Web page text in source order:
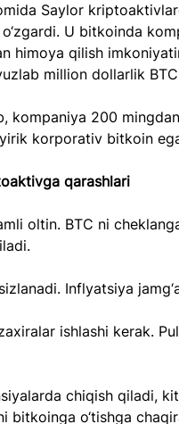
Saylor
U bitkoinda
himoya qilish
million dollarlik
kompaniya 200
korporativ bitkoin
qarashlari
oltin. BTC ni
Inflyatsiya
ishlashi kerak.
chiqish qiladi,
bitkoinga o‘tishga